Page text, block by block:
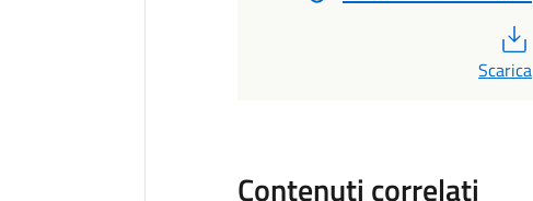
Scarica
Contenuti correlati